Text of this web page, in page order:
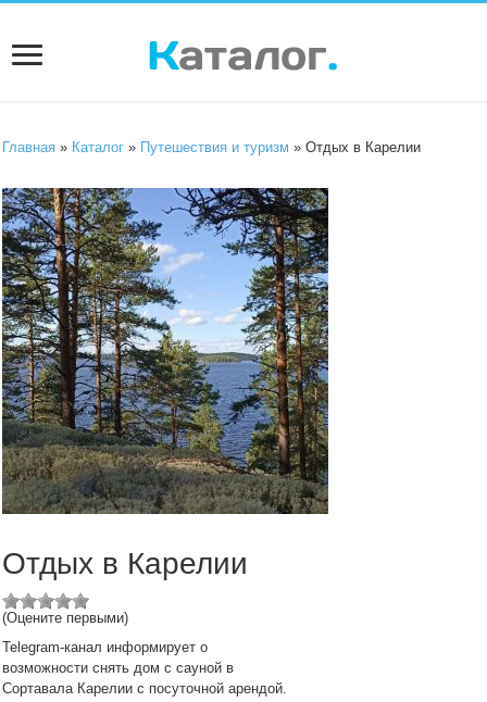
Главная » Каталог » Путешествия и туризм » Отдых в Карелии
Отдых в Карелии
(Оцените первыми)
Telegram-канал информирует о
возможности снять дом с сауной в
Сортавала Карелии с посуточной арендой.